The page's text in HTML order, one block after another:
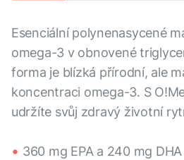
Esenciální polynenasycené
omega-3 v obnovené
forma je blízká přírodní, ale
koncentraci omega-3. S
udržíte svůj zdravý životní
360 mg EPA a 240 mg DHA